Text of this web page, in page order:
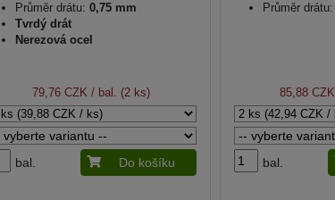
Průměr drátu: 0,75 mm
Tvrdý drát
Nerezová ocel
79,76 CZK / bal. (2 ks)
bal. Do košíku
Průměr drátu:
85,88 CZK
bal.